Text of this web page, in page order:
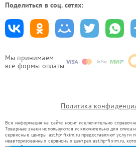
Мы принимаем
все формы оплаты
Поделиться в соц. сетях:
Политика
Вся информация на сайте носит исключительно
Товарные знаки используются исключительно для
сервисные центры ast.hp-fixim.ru предоставляют услуги
неавторизованных сервисных центрах ast.hp-fixim.ru,